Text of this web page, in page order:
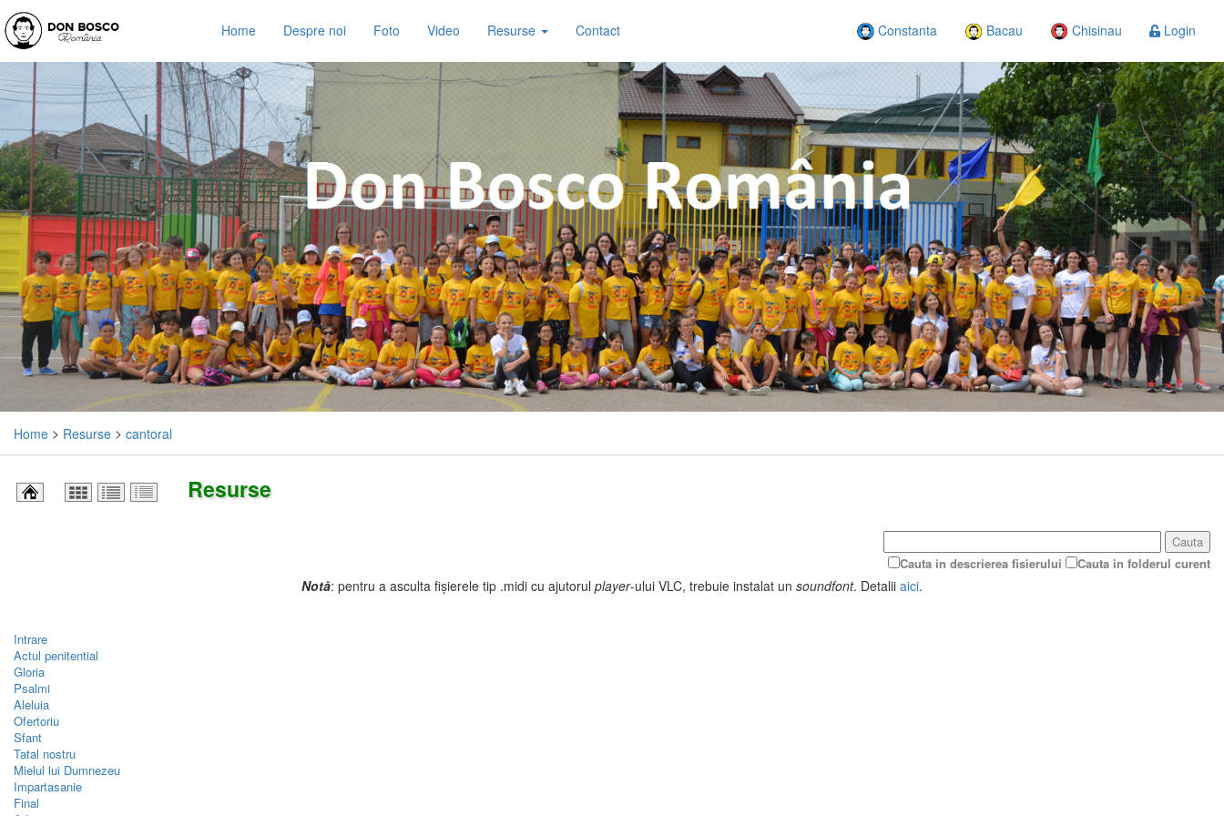
Home Despre noi Foto Video Resurse Contact Constanta Bacau Chisinau Login
Home > Resurse > cantoral
Resurse
Cauta
Cauta in descrierea fisierului
Cauta in folderul curent
Notă: pentru a asculta fișierele tip .midi cu ajutorul player-ului VLC, trebuie instalat un soundfont. Detalii aici.
Intrare
Actul penitential
Gloria
Psalmi
Aleluia
Ofertoriu
Sfant
Tatal nostru
Mielul lui Dumnezeu
Impartasanie
Final